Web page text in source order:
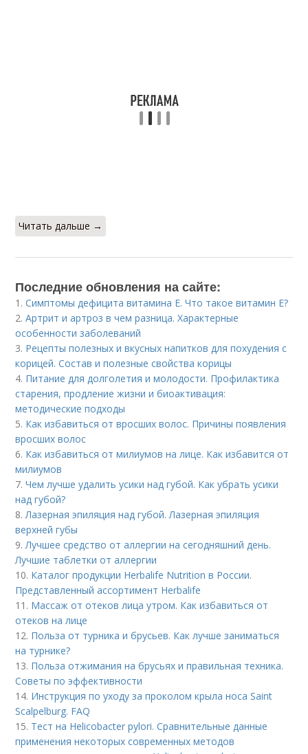
Читать дальше →
Последние обновления на сайте:
1.Симптомы дефицита витамина E. Что такое витамин Е?
2.Артрит и артроз в чем разница. Характерные
особенности заболеваний
3. Рецепты полезных и вкусных напитков для похудения с
корицей. Состав и полезные свойства корицы
4. Питание для долголетия и молодости. Профилактика
старения, продление жизни и биоактивация:
методические подходы
5. Как избавиться от вросших волос. Причины появления
вросших волос
6. Как избавиться от милиумов на лице. Как избавится от
милиумов
7.Чем лучше удалить усики над губой. Как убрать усики
над губой?
8.Лазерная эпиляция над губой. Лазерная эпиляция
верхней губы
9.Лучшее средство от аллергии на сегодняшний день.
Лучшие таблетки от аллергии
10. Каталог продукции Herbalife Nutrition в России.
Представленный ассортимент Herbalife
11. Массаж от отеков лица утром. Как избавиться от
отеков на лице
12. Польза от турника и брусьев. Как лучше заниматься
на турнике?
13. Польза отжимания на брусьях и правильная техника.
Советы по эффективности
14. Инструкция по уходу за проколом крыла носа Saint
Scalpelburg. FAQ
15. Тест на Helicobacter pylori. Сравнительные данные
применения некоторых современных методов